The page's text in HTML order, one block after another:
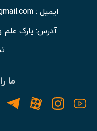
ایمیل : kermanshahgasht2020@gmail.com
آدرس: پارک علم و
ما